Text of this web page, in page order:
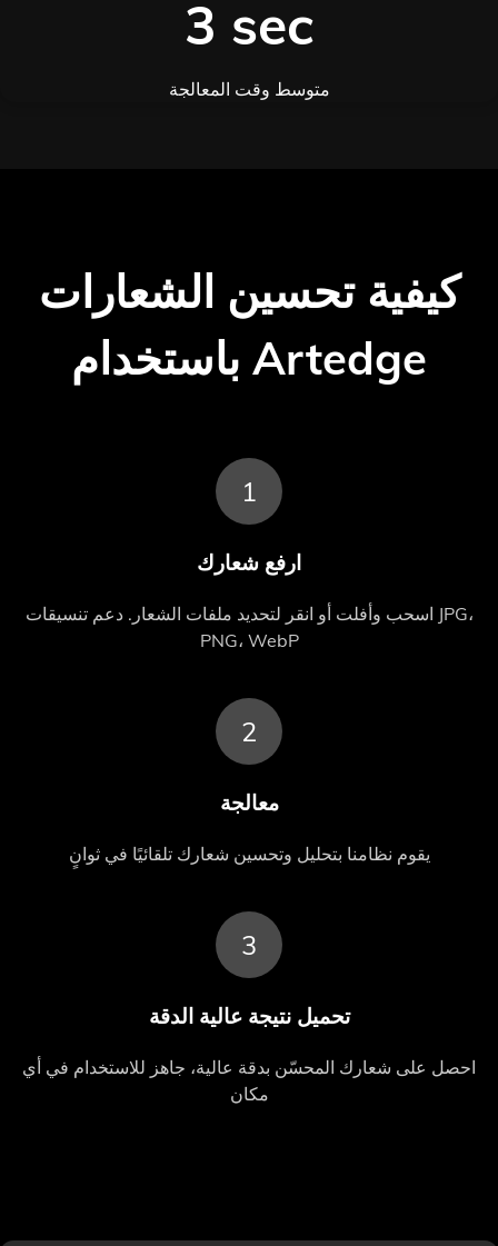
3 sec
متوسط وقت المعالجة
كيفية تحسين الشعارات
باستخدام Artedge
1
ارفع شعارك
اسحب وأفلت أو انقر لتحديد ملفات الشعار. دعم تنسيقات JPG،
PNG، WebP
2
معالجة
يقوم نظامنا بتحليل وتحسين شعارك تلقائيًا في ثوانٍ
3
تحميل نتيجة عالية الدقة
احصل على شعارك المحسّن بدقة عالية، جاهز للاستخدام في أي
مكان